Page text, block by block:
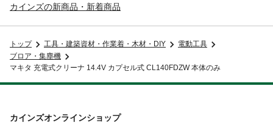
カインズの新商品・新着商品
トップ 工具・建築資材・作業着・木材・DIY
電動工具
ブロア・集塵機
マキタ 充電式クリーナ 14.4V カプセル式 CL140FDZW 本体のみ
カインズオンラインショップ